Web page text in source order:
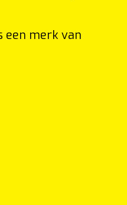
een merk van